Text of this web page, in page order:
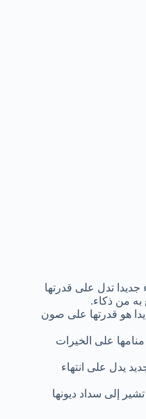
جديدا تدل على قدرتها
به من ذكاء.
هو قدرتها على صون
على الخيرات
يدل على انتهاء
إلى سداد ديونها